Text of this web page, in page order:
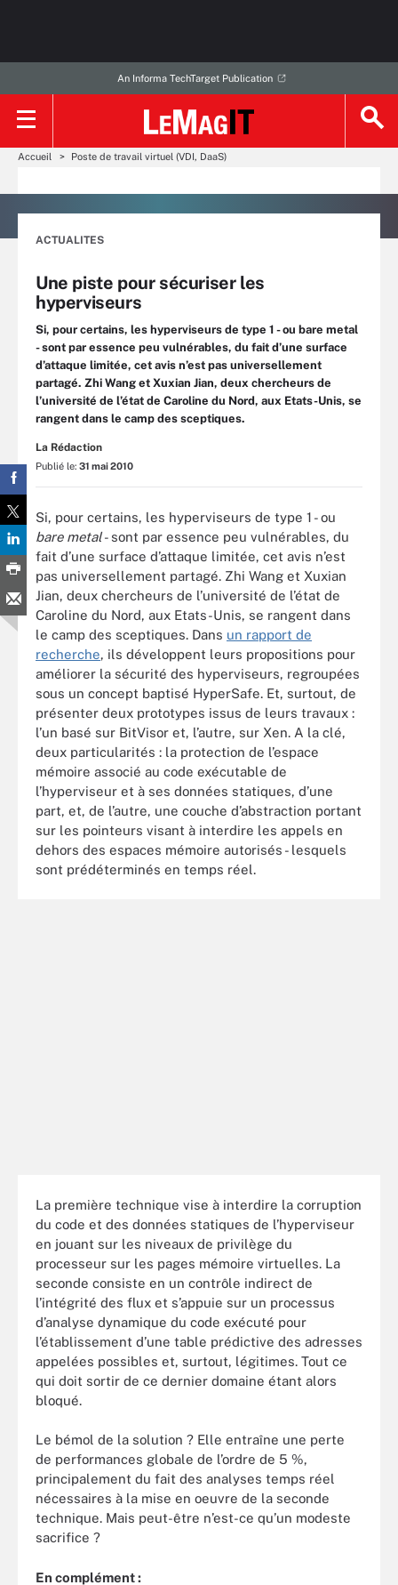
An Informa TechTarget Publication
Accueil Poste de travail virtuel (VDI, DaaS)
ACTUALITES
Une piste pour sécuriser les
hyperviseurs
Si, pour certains, les hyperviseurs de type 1 - ou bare metal
- sont par essence peu vulnérables, du fait d’une surface
d’attaque limitée, cet avis n’est pas universellement
partagé. Zhi Wang et Xuxian Jian, deux chercheurs de
l’université de l’état de Caroline du Nord, aux Etats-Unis, se
rangent dans le camp des sceptiques.
La Rédaction
Publié le: 31 mai 2010
Si, pour certains, les hyperviseurs de type 1 - ou
bare metal- sont par essence peu vulnérables, du
fait d’une surface d’attaque limitée, cet avis n’est
pas universellement partagé. Zhi Wang et Xuxian
Jian, deux chercheurs de l’université de l’état de
Caroline du Nord, aux Etats-Unis, se rangent dans
le camp des sceptiques. Dans un rapport de
recherche, ils développent leurs propositions pour
améliorer la sécurité des hyperviseurs, regroupées
sous un concept baptisé HyperSafe. Et, surtout, de
présenter deux prototypes issus de leurs travaux :
l’un basé sur BitVisor et, l’autre, sur Xen. A la clé,
deux particularités : la protection de l’espace
mémoire associé au code exécutable de
l’hyperviseur et à ses données statiques, d’une
part, et, de l’autre, une couche d’abstraction portant
sur les pointeurs visant à interdire les appels en
dehors des espaces mémoire autorisés - lesquels
sont prédéterminés en temps réel.
La première technique vise à interdire la corruption
du code et des données statiques de l’hyperviseur
en jouant sur les niveaux de privilège du
processeur sur les pages mémoire virtuelles. La
seconde consiste en un contrôle indirect de
l’intégrité des flux et s’appuie sur un processus
d’analyse dynamique du code exécuté pour
l’établissement d’une table prédictive des adresses
appelées possibles et, surtout, légitimes. Tout ce
qui doit sortir de ce dernier domaine étant alors
bloqué.
Le bémol de la solution ? Elle entraîne une perte
de performances globale de l’ordre de 5 %,
principalement du fait des analyses temps réel
nécessaires à la mise en oeuvre de la seconde
technique. Mais peut-être n’est-ce qu’un modeste
sacrifice ?
En complément :